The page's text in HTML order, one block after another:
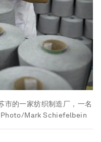
市的一家纺织制造厂，一名
Photo/Mark Schiefelbein